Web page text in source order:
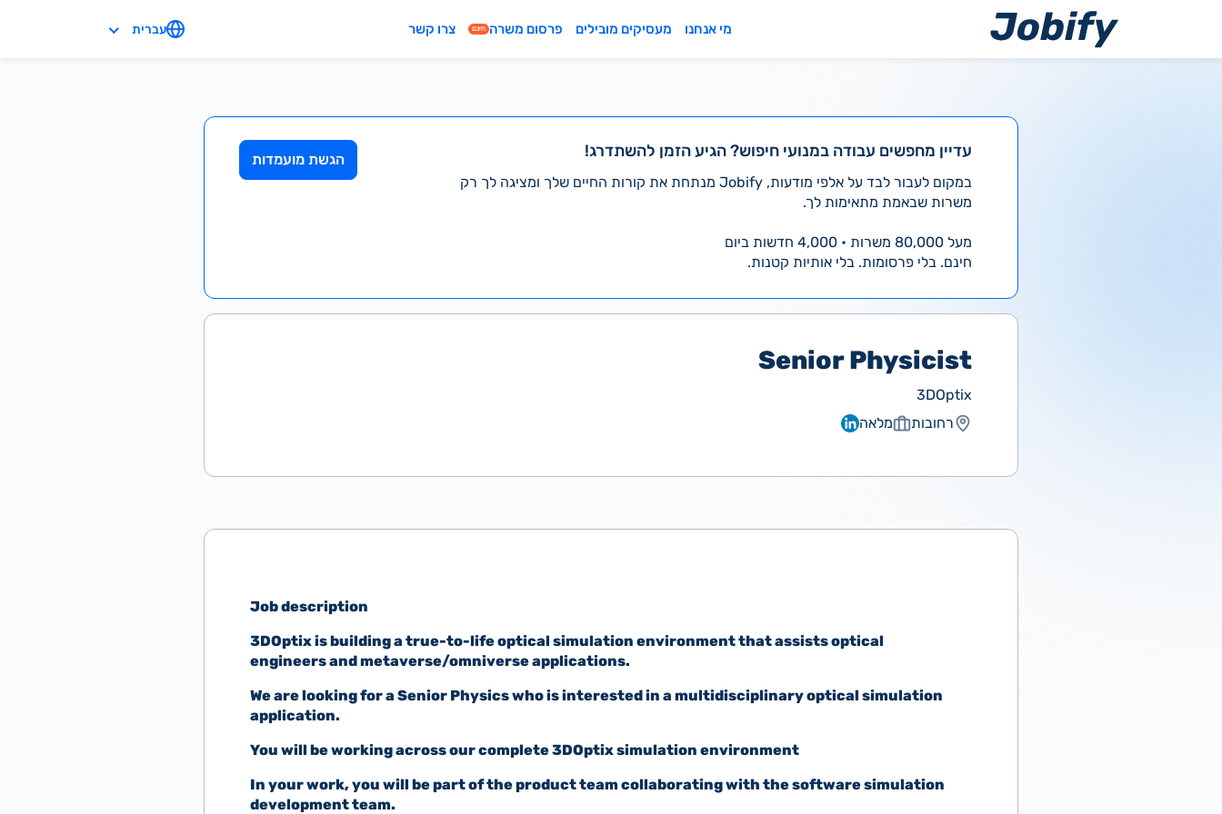
מי אנחנו מעסיקים מובילים פרסום משרה חינם צרו קשר עברית
עדיין מחפשים עבודה במנועי חיפוש? הגיע הזמן להשתדרג!
במקום לעבור לבד על אלפי מודעות, Jobify מנתחת את קורות החיים שלך ומציגה לך רק
משרות שבאמת מתאימות לך.
מעל 80,000 משרות • 4,000 חדשות ביום
חינם. בלי פרסומות. בלי אותיות קטנות.
הגשת מועמדות
Senior Physicist
3DOptix
רחובות
מלאה
Job description
3DOptix is building a true-to-life optical simulation environment that assists optical
engineers and metaverse/omniverse applications.
We are looking for a Senior Physics who is interested in a multidisciplinary optical simulation
application.
You will be working across our complete 3DOptix simulation environment
In your work, you will be part of the product team collaborating with the software simulation
development team.